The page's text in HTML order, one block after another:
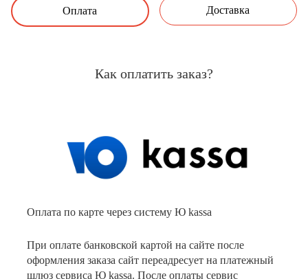
Оплата Доставка
Как оплатить заказ?
Оплата по карте через систему Ю kassa
При оплате банковской картой на сайте после
оформления заказа сайт переадресует на платежный
шлюз сервиса Ю kassa. После оплаты сервис